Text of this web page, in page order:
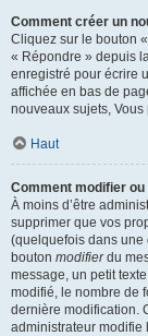
Comment créer un
Cliquez sur le bouton
« Répondre » depuis
enregistré pour écrire
affichée en bas de
nouveaux sujets, Vous
Haut
Comment modifier
À moins d’être
supprimer que vos
(quelquefois dans une
bouton modifierdu
message, un petit
modifié, le nombre de
dernière modification.
administrateur modifie